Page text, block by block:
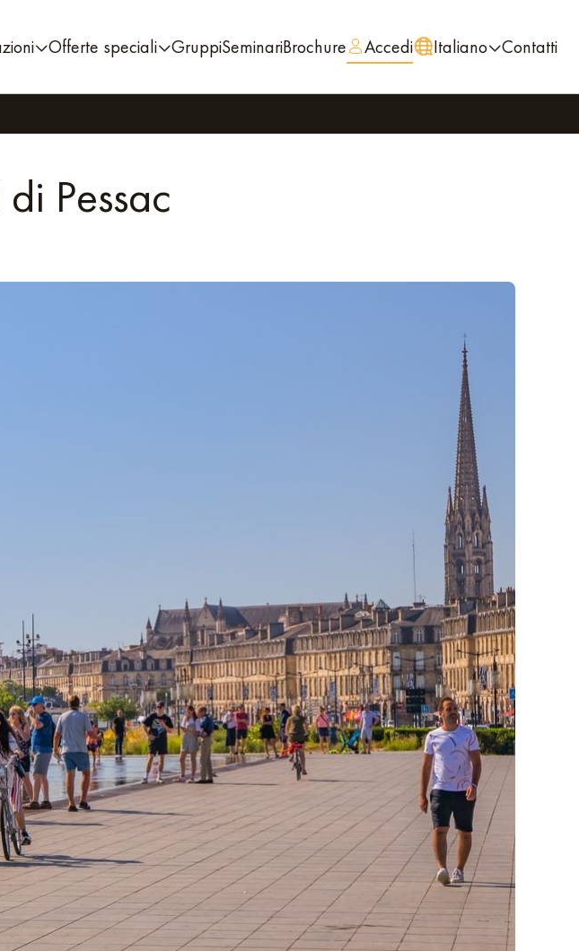
Offerte speciali GruppiSeminariBrochure Accedi Italiano Contatti
Pessac